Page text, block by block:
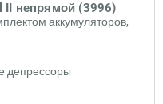
II непрямой (3996)
аккумуляторов,
депрессоры